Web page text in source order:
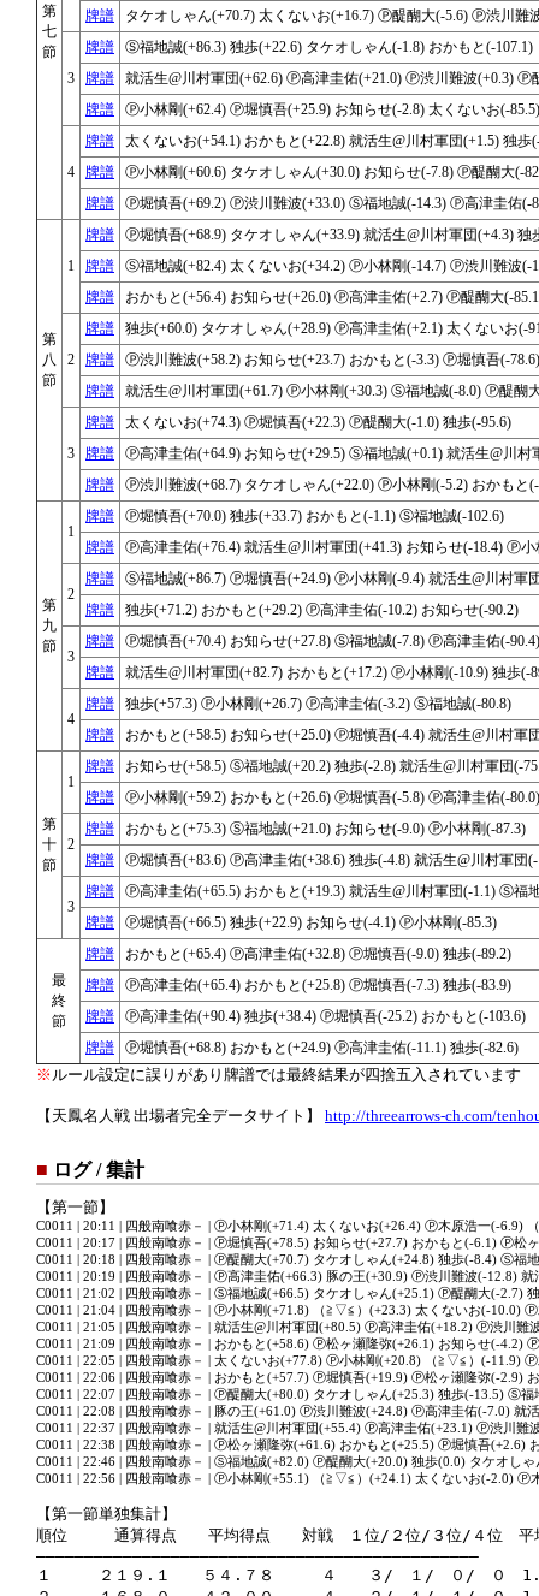
第
七
節
牌譜
タケオしゃん(+70.7) 太くないお(+16.7) Ⓟ醍醐大(-5.6) Ⓟ渋川難
3
牌譜
Ⓢ福地誠(+86.3) 独歩(+22.6) タケオしゃん(-1.8) おかもと(-107.1)
牌譜
就活生@川村軍団(+62.6) Ⓟ高津圭佑(+21.0) Ⓟ渋川難波(+0.3) Ⓟ
牌譜
Ⓟ小林剛(+62.4) Ⓟ堀慎吾(+25.9) お知らせ(-2.8) 太くないお(-85.5)
4
牌譜
太くないお(+54.1) おかもと(+22.8) 就活生@川村軍団(+1.5) 独歩
牌譜
Ⓟ小林剛(+60.6) タケオしゃん(+30.0) お知らせ(-7.8) Ⓟ醍醐大(-
牌譜
Ⓟ堀慎吾(+69.2) Ⓟ渋川難波(+33.0) Ⓢ福地誠(-14.3) Ⓟ高津圭佑(-
第
八
節
1
牌譜
Ⓟ堀慎吾(+68.9) タケオしゃん(+33.9) 就活生@川村軍団(+4.3) 独
牌譜
Ⓢ福地誠(+82.4) 太くないお(+34.2) Ⓟ小林剛(-14.7) Ⓟ渋川難波(-
牌譜
おかもと(+56.4) お知らせ(+26.0) Ⓟ高津圭佑(+2.7) Ⓟ醍醐大(-
2
牌譜
独歩(+60.0) タケオしゃん(+28.9) Ⓟ高津圭佑(+2.1) 太くないお(-
牌譜
Ⓟ渋川難波(+58.2) お知らせ(+23.7) おかもと(-3.3) Ⓟ堀慎吾(-78.6)
牌譜
就活生@川村軍団(+61.7) Ⓟ小林剛(+30.3) Ⓢ福地誠(-8.0) Ⓟ醍醐
3
牌譜
太くないお(+74.3) Ⓟ堀慎吾(+22.3) Ⓟ醍醐大(-1.0) 独歩(-95.6)
牌譜
Ⓟ高津圭佑(+64.9) お知らせ(+29.5) Ⓢ福地誠(+0.1) 就活生@川村
牌譜
Ⓟ渋川難波(+68.7) タケオしゃん(+22.0) Ⓟ小林剛(-5.2) おかもと
第
九
節
1
牌譜
Ⓟ堀慎吾(+70.0) 独歩(+33.7) おかもと(-1.1) Ⓢ福地誠(-102.6)
牌譜
Ⓟ高津圭佑(+76.4) 就活生@川村軍団(+41.3) お知らせ(-18.4) Ⓟ小
2
牌譜
Ⓢ福地誠(+86.7) Ⓟ堀慎吾(+24.9) Ⓟ小林剛(-9.4) 就活生@川村軍
牌譜
独歩(+71.2) おかもと(+29.2) Ⓟ高津圭佑(-10.2) お知らせ(-90.2)
3
牌譜
Ⓟ堀慎吾(+70.4) お知らせ(+27.8) Ⓢ福地誠(-7.8) Ⓟ高津圭佑(-90.4)
牌譜
就活生@川村軍団(+82.7) おかもと(+17.2) Ⓟ小林剛(-10.9) 独歩(-
4
牌譜
独歩(+57.3) Ⓟ小林剛(+26.7) Ⓟ高津圭佑(-3.2) Ⓢ福地誠(-80.8)
牌譜
おかもと(+58.5) お知らせ(+25.0) Ⓟ堀慎吾(-4.4) 就活生@川村軍
第
十
節
1
牌譜
お知らせ(+58.5) Ⓢ福地誠(+20.2) 独歩(-2.8) 就活生@川村軍団(-
牌譜
Ⓟ小林剛(+59.2) おかもと(+26.6) Ⓟ堀慎吾(-5.8) Ⓟ高津圭佑(-80.0)
2
牌譜
おかもと(+75.3) Ⓢ福地誠(+21.0) お知らせ(-9.0) Ⓟ小林剛(-87.3)
牌譜
Ⓟ堀慎吾(+83.6) Ⓟ高津圭佑(+38.6) 独歩(-4.8) 就活生@川村軍団(-
3
牌譜
Ⓟ高津圭佑(+65.5) おかもと(+19.3) 就活生@川村軍団(-1.1) Ⓢ福
牌譜
Ⓟ堀慎吾(+66.5) 独歩(+22.9) お知らせ(-4.1) Ⓟ小林剛(-85.3)
最
終
節
牌譜
おかもと(+65.4) Ⓟ高津圭佑(+32.8) Ⓟ堀慎吾(-9.0) 独歩(-89.2)
牌譜
Ⓟ高津圭佑(+65.4) おかもと(+25.8) Ⓟ堀慎吾(-7.3) 独歩(-83.9)
牌譜
Ⓟ高津圭佑(+90.4) 独歩(+38.4) Ⓟ堀慎吾(-25.2) おかもと(-103.6)
牌譜
Ⓟ堀慎吾(+68.8) おかもと(+24.9) Ⓟ高津圭佑(-11.1) 独歩(-82.6)
※ ルール設定に誤りがあり牌譜では最終結果が四捨五入されています
【天鳳名人戦 出場者完全データサイト】 http://threearrows-ch.com/
■ ログ / 集計
【第一節】
C0011 | 20:11 | 四般南喰赤－ | Ⓟ小林剛(+71.4) 太くないお(+26.4) Ⓟ木原浩一(-6.9)
C0011 | 20:17 | 四般南喰赤－ | Ⓟ堀慎吾(+78.5) お知らせ(+27.7) おかもと(-6.1) Ⓟ松
C0011 | 20:18 | 四般南喰赤－ | Ⓟ醍醐大(+70.7) タケオしゃん(+24.8) 独歩(-8.4) Ⓢ福
C0011 | 20:19 | 四般南喰赤－ | Ⓟ高津圭佑(+66.3) 豚の王(+30.9) Ⓟ渋川難波(-12.8) 就
C0011 | 21:02 | 四般南喰赤－ | Ⓢ福地誠(+66.5) タケオしゃん(+25.1) Ⓟ醍醐大(-2.7)
C0011 | 21:04 | 四般南喰赤－ | Ⓟ小林剛(+71.8) （≧▽≦）(+23.3) 太くないお(-10.0)
C0011 | 21:05 | 四般南喰赤－ | 就活生@川村軍団(+80.5) Ⓟ高津圭佑(+18.2) Ⓟ渋川難
C0011 | 21:09 | 四般南喰赤－ | おかもと(+58.6) Ⓟ松ヶ瀬隆弥(+26.1) お知らせ(-4.2)
C0011 | 22:05 | 四般南喰赤－ | 太くないお(+77.8) Ⓟ小林剛(+20.8) （≧▽≦）(-11.9)
C0011 | 22:06 | 四般南喰赤－ | おかもと(+57.7) Ⓟ堀慎吾(+19.9) Ⓟ松ヶ瀬隆弥(-2.9)
C0011 | 22:07 | 四般南喰赤－ | Ⓟ醍醐大(+80.0) タケオしゃん(+25.3) 独歩(-13.5) Ⓢ福
C0011 | 22:08 | 四般南喰赤－ | 豚の王(+61.0) Ⓟ渋川難波(+24.8) Ⓟ高津圭佑(-7.0) 就
C0011 | 22:37 | 四般南喰赤－ | 就活生@川村軍団(+55.4) Ⓟ高津圭佑(+23.1) Ⓟ渋川難
C0011 | 22:38 | 四般南喰赤－ | Ⓟ松ヶ瀬隆弥(+61.6) おかもと(+25.5) Ⓟ堀慎吾(+2.6)
C0011 | 22:46 | 四般南喰赤－ | Ⓢ福地誠(+82.0) Ⓟ醍醐大(+20.0) 独歩(0.0) タケオしゃ
C0011 | 22:56 | 四般南喰赤－ | Ⓟ小林剛(+55.1) （≧▽≦）(+24.1) 太くないお(-2.0) Ⓟ
【第一節単独集計】
順位　　　通算得点　　平均得点　　対戦　１位/２位/３位/４位　平
――――――――――――――――――――――――――――――――――――――――――――――
１　　　２１９.１　　５４.７８　　　４　　３/　１/　０/　０　